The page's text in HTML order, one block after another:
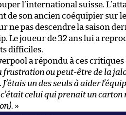
l’international suisse.
de son ancien coéquipier sur
ne pas descendre la saison
Le joueur de 32 ans lui a
difficiles.
a répondu à ces critiques
frustration ou peut-être de la
J’étais un des seuls à aider
celui qui prenait un
. »